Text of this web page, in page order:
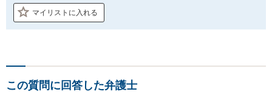
マイリストに入れる
この質問に回答した弁護士